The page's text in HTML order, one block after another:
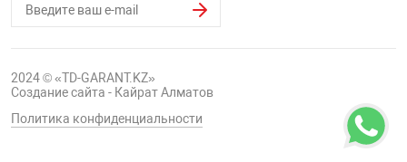
2024 © «TD-GARANT.KZ»
Создание сайта - Кайрат Алматов
Политика конфиденциальности